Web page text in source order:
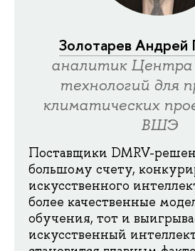
Золотарев Андрей
аналитик Центра
технологий для
климатических
ВШЭ
Поставщики DMRV-
большому счету,
искусственного
более качественные
обучения, тот и
искусственный